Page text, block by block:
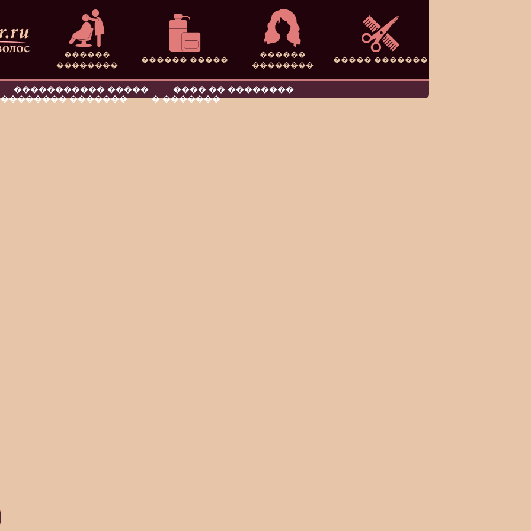
������
��������
������ �����
������
��������
����� �������
����������� �����
���� �� ��������
�������� ������� � �������